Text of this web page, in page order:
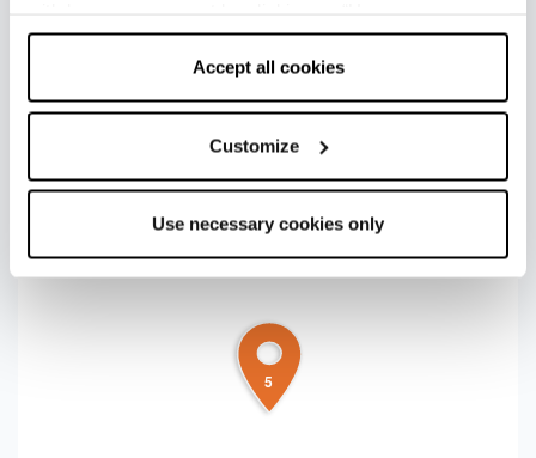
cookies only” and only the technical cookies for the
correct functioning of the website will be used.
Accept all cookies
Customize
Use necessary cookies only
MIA musei inclusivi aperti, Bologna Musei, Sistema
Museale di Ateneo.
5
−